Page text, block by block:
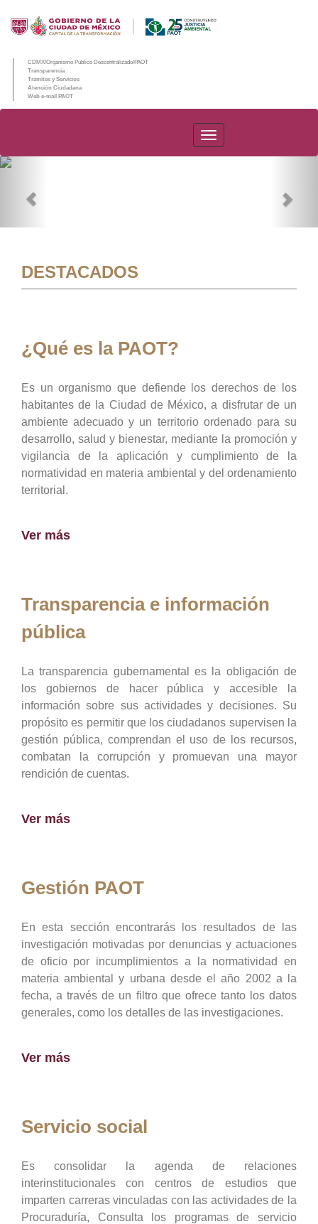
CDMX/Organismo Público Descentralizado/PAOT
Transparencia
Trámites y Servicios
Atención Ciudadana
Web e-mail PAOT
PAOT
DESTACADOS
¿Qué es la PAOT?
Es un organismo que defiende los derechos de los
habitantes de la Ciudad de México, a disfrutar de un
ambiente adecuado y un territorio ordenado para su
desarrollo, salud y bienestar, mediante la promoción y
vigilancia de la aplicación y cumplimiento de la
normatividad en materia ambiental y del ordenamiento
territorial.
Ver más
Transparencia e información
pública
La transparencia gubernamental es la obligación de
los gobiernos de hacer pública y accesible la
información sobre sus actividades y decisiones. Su
propósito es permitir que los ciudadanos supervisen la
gestión pública, comprendan el uso de los recursos,
combatan la corrupción y promuevan una mayor
rendición de cuentas.
Ver más
Gestión PAOT
En esta sección encontrarás los resultados de las
investigación motivadas por denuncias y actuaciones
de oficio por incumplimientos a la normatividad en
materia ambiental y urbana desde el año 2002 a la
fecha, a través de un filtro que ofrece tanto los datos
generales, como los detalles de las investigaciones.
Ver más
Servicio social
Es consolidar la agenda de relaciones
interinstitucionales con centros de estudios que
imparten carreras vinculadas con las actividades de la
Procuraduría, Consulta los programas de servicio